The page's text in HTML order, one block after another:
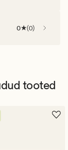
0 (0)
tooted